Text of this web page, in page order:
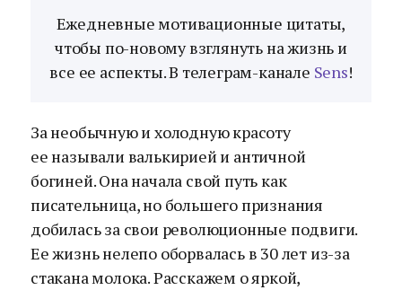
Ежедневные мотивационные цитаты,
чтобы по-новому взглянуть на жизнь и
все ее аспекты. В телеграм-канале Sens!
За необычную и холодную красоту
ее называли валькирией и античной
богиней. Она начала свой путь как
писательница, но большего признания
добилась за свои революционные подвиги.
Ее жизнь нелепо оборвалась в 30 лет из-за
стакана молока. Расскажем о яркой,